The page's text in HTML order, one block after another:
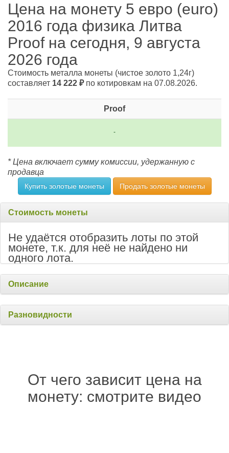
Цена на монету 5 евро (euro)
2016 года физика Литва
Proof на сегодня, 9 августа
2026 года
Стоимость металла монеты (чистое золото 1,24г)
составляет 14 222 ₽по котировкам на 07.08.2026.
Proof
-
* Цена включает сумму комиссии, удержанную с
продавца
Купить золотые монеты Продать золотые монеты
Стоимость монеты
Не удаётся отобразить лоты по этой
монете, т.к. для неё не найдено ни
одного лота.
Описание
Разновидности
От чего зависит цена на
монету: смотрите видео